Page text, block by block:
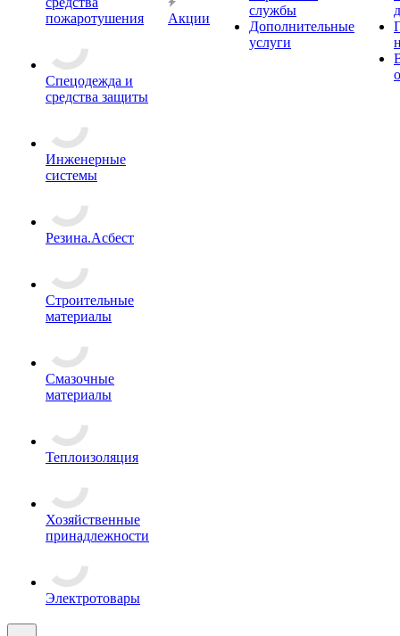
пожаротушения
Спецодежда и
средства защиты
Инженерные
системы
Резина.Асбест
Строительные
материалы
Смазочные
материалы
Теплоизоляция
Хозяйственные
принадлежности
Электротовары
Акции
службы
Дополнительные
услуги